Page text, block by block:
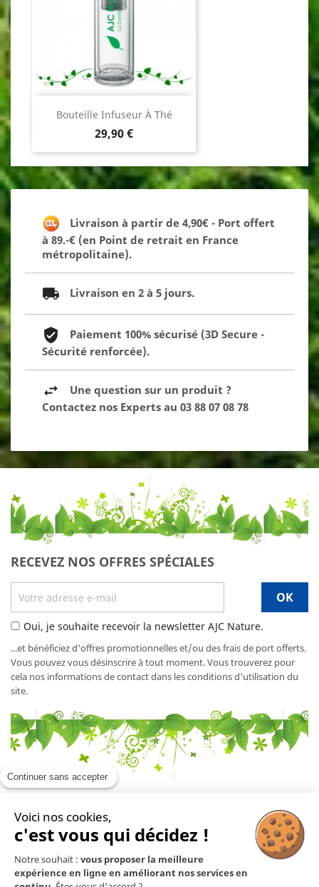
Continuer sans accepter
Voici nos cookies,
c'est vous qui décidez !
Notre souhait : vous proposer la meilleure
expérience en ligne en améliorant nos services en
Bouteille Infuseur À Thé
Prix
29,90 €
Livraison à partir de 4,90€ - Port offert
à 89.-€ (en Point de retrait en France
métropolitaine).
Livraison en 2 à 5 jours.
Paiement 100% sécurisé (3D Secure -
Sécurité renforcée).
Une question sur un produit ?
Contactez nos Experts au 03 88 07 08 78
RECEVEZ NOS OFFRES SPÉCIALES
Oui, je souhaite recevoir la newsletter AJC Nature.
...et bénéficiez d'offres promotionnelles et/ou des frais de port offerts.
Vous pouvez vous désinscrire à tout moment. Vous trouverez pour
cela nos informations de contact dans les conditions d'utilisation du
site.
En savoir plus 
Mentions légales